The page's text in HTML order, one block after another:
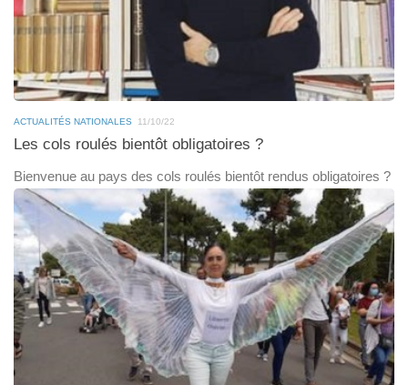
ACTUALITÉS NATIONALES 11/10/22
Les cols roulés bientôt obligatoires ?
Bienvenue au pays des cols roulés bientôt rendus obligatoires ?